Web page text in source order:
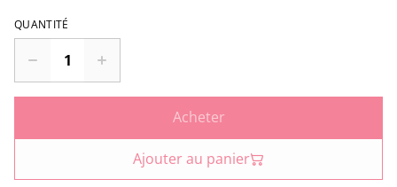
QUANTITÉ
Acheter
Ajouter au panier